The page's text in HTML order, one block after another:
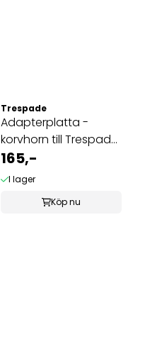
Trespade
Adapterplatta -
korvhorn till Trespade
TC-12
165,-
I lager
Köp nu